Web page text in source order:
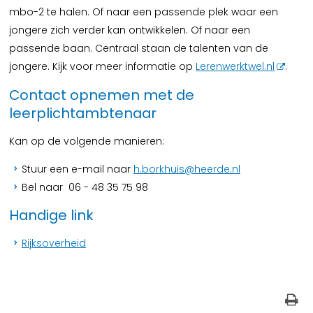
mbo-2 te halen. Of naar een passende plek waar een
jongere zich verder kan ontwikkelen. Of naar een
passende baan. Centraal staan de talenten van de
jongere. Kijk voor meer informatie op Lerenwerktwel.nl .
Contact opnemen met de
leerplichtambtenaar
Kan op de volgende manieren:
Stuur een e-mail naar h.borkhuis@heerde.nl
Bel naar 06 - 48 35 75 98
Handige link
Rijksoverheid